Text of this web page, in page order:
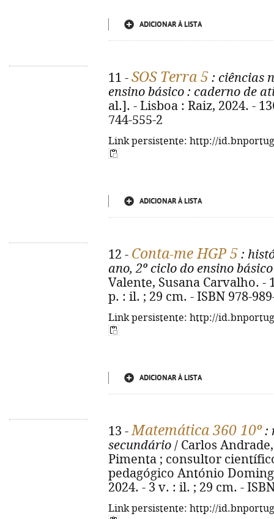
ADICIONAR À LISTA
11 - SOS Terra 5 : ciências
ensino básico : caderno de
al.]. - Lisboa : Raiz, 2024. -
744-555-2
Link persistente: http://
ADICIONAR À LISTA
12 - Conta-me HGP 5 :
ano, 2º ciclo do ensino básico
Valente, Susana Carvalho. -
p. : il. ; 29 cm. - ISBN 978-
Link persistente: http://
ADICIONAR À LISTA
13 -Matemática 360 10º:
secundário / Carlos
Pimenta ; consultor
pedagógico António
2024. - 3 v. : il. ; 29 cm. -
Link persistente: http://